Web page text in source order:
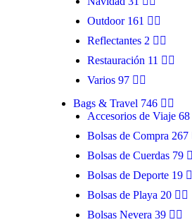
Outdoor 161
Reflectantes 2
Restauración 11
Varios 97
Bags & Travel 746
Accesorios de Viaje 68
Bolsas de Compra 267
Bolsas de Cuerdas 79
Bolsas de Deporte 19
Bolsas de Playa 20
Bolsas Nevera 39